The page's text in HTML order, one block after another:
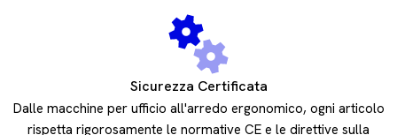
Sicurezza Certificata
Dalle macchine per ufficio all'arredo ergonomico, ogni articolo
rispetta rigorosamente le normative CE e le direttive sulla